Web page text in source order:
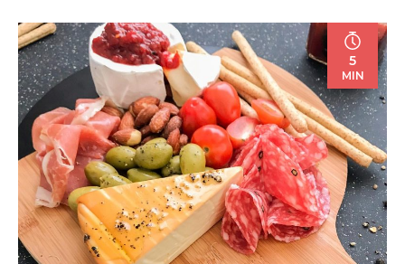
5
MIN